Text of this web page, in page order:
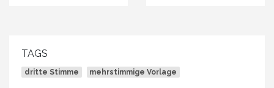
TAGS
dritte Stimme mehrstimmige Vorlage